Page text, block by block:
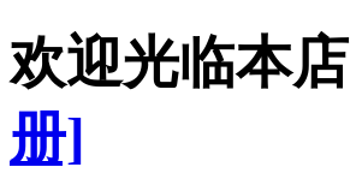
欢迎光临本
册]